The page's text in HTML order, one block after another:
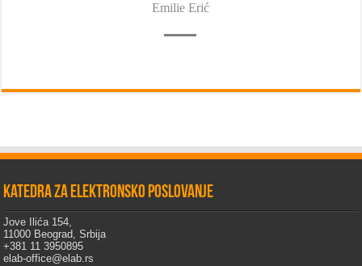
Emilie Erić
Katedra za elektronsko poslovanje
Jove Ilića 154,
11000 Beograd, Srbija
+381 11 3950895
elab-office@elab.rs